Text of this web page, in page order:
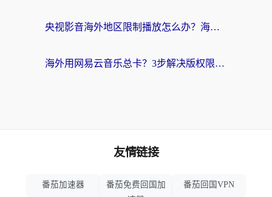
央视影音海外地区限制播放怎么办？海外党亲测有效的回国加速指南
海外用网易云音乐总卡？3步解决版权限制+卡顿，还能听喜马拉雅！
友情链接
番茄加速器
番茄免费回国加
番茄回国VPN